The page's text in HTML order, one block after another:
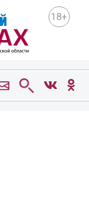
18+